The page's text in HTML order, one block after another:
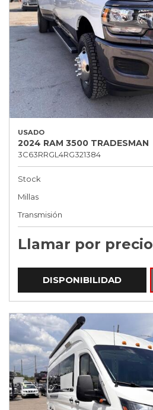
USADO
2024 RAM 3500 TRADESMAN
3C63RRGL4RG321384
Stock
Millas
Transmisión
Llamar por precio
DISPONIBILIDAD